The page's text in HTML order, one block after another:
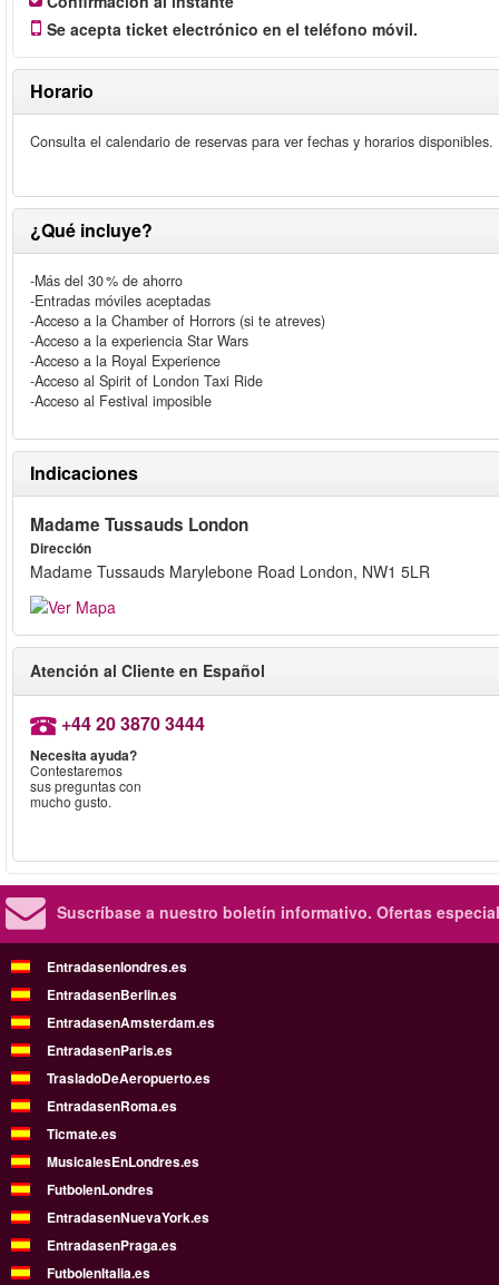
Se acepta ticket electrónico en el teléfono móvil.
Horario
Consulta el calendario de reservas para ver fechas y horarios disponibles.
¿Qué incluye?
-Más del 30 % de ahorro
-Entradas móviles aceptadas
-Acceso a la Chamber of Horrors (si te atreves)
-Acceso a la experiencia Star Wars
-Acceso a la Royal Experience
-Acceso al Spirit of London Taxi Ride
-Acceso al Festival imposible
Indicaciones
Madame Tussauds London
Dirección
Madame Tussauds Marylebone Road London, NW1 5LR
Atención al Cliente en Español
+44 20 3870 3444
Necesita ayuda?
Contestaremos
sus preguntas con
mucho gusto.
Suscríbase a nuestro boletín informativo. Ofertas
Entradasenlondres.es
EntradasenBerlin.es
EntradasenAmsterdam.es
EntradasenParis.es
TrasladoDeAeropuerto.es
EntradasenRoma.es
Ticmate.es
MusicalesEnLondres.es
FutbolenLondres
EntradasenNuevaYork.es
EntradasenPraga.es
FutbolenItalia.es